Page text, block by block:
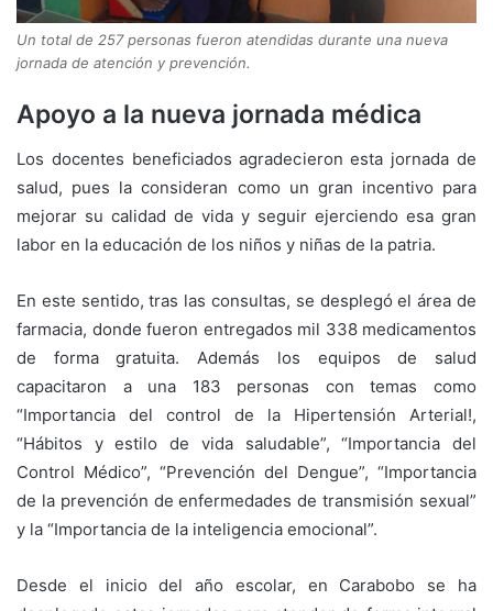
Un total de 257 personas fueron atendidas durante una nueva
jornada de atención y prevención.
Apoyo a la nueva jornada médica
Los docentes beneficiados agradecieron esta jornada de
salud, pues la consideran como un gran incentivo para
mejorar su calidad de vida y seguir ejerciendo esa gran
labor en la educación de los niños y niñas de la patria.
En este sentido, tras las consultas, se desplegó el área de
farmacia, donde fueron entregados mil 338 medicamentos
de forma gratuita. Además los equipos de salud
capacitaron a una 183 personas con temas como
“Importancia del control de la Hipertensión Arterial!,
“Hábitos y estilo de vida saludable”, “Importancia del
Control Médico”, “Prevención del Dengue”, “Importancia
de la prevención de enfermedades de transmisión sexual”
y la “Importancia de la inteligencia emocional”.
Desde el inicio del año escolar, en Carabobo se ha